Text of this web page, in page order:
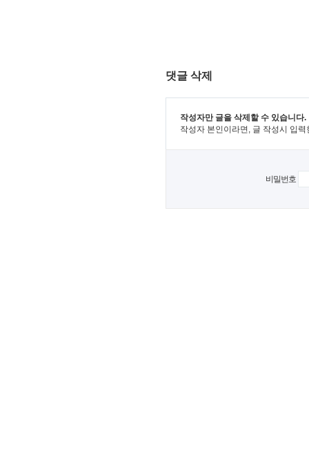
댓글 삭제
작성자만 글을 삭제할 수 있습니다.
작성자 본인이라면, 글 작성시 입
비밀번호